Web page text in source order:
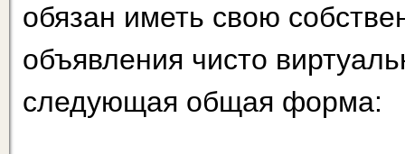
обязан иметь свою
объявления чисто
следующая общая форма: